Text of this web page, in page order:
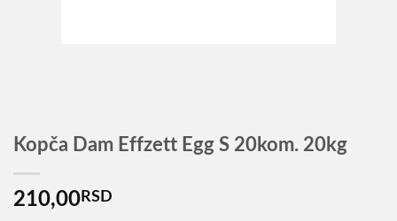
Kopča Dam Effzett Egg S 20kom. 20kg
210,00RSD